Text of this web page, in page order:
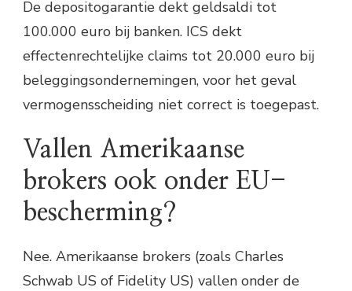
De depositogarantie dekt geldsaldi tot
100.000 euro bij banken. ICS dekt
effectenrechtelijke claims tot 20.000 euro bij
beleggingsondernemingen, voor het geval
vermogensscheiding niet correct is toegepast.
Vallen Amerikaanse
brokers ook onder EU-
bescherming?
Nee. Amerikaanse brokers (zoals Charles
Schwab US of Fidelity US) vallen onder de